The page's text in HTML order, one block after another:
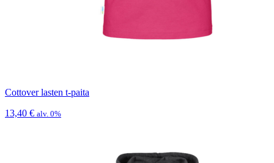
Cottover lasten t-paita
13,40 € alv. 0%